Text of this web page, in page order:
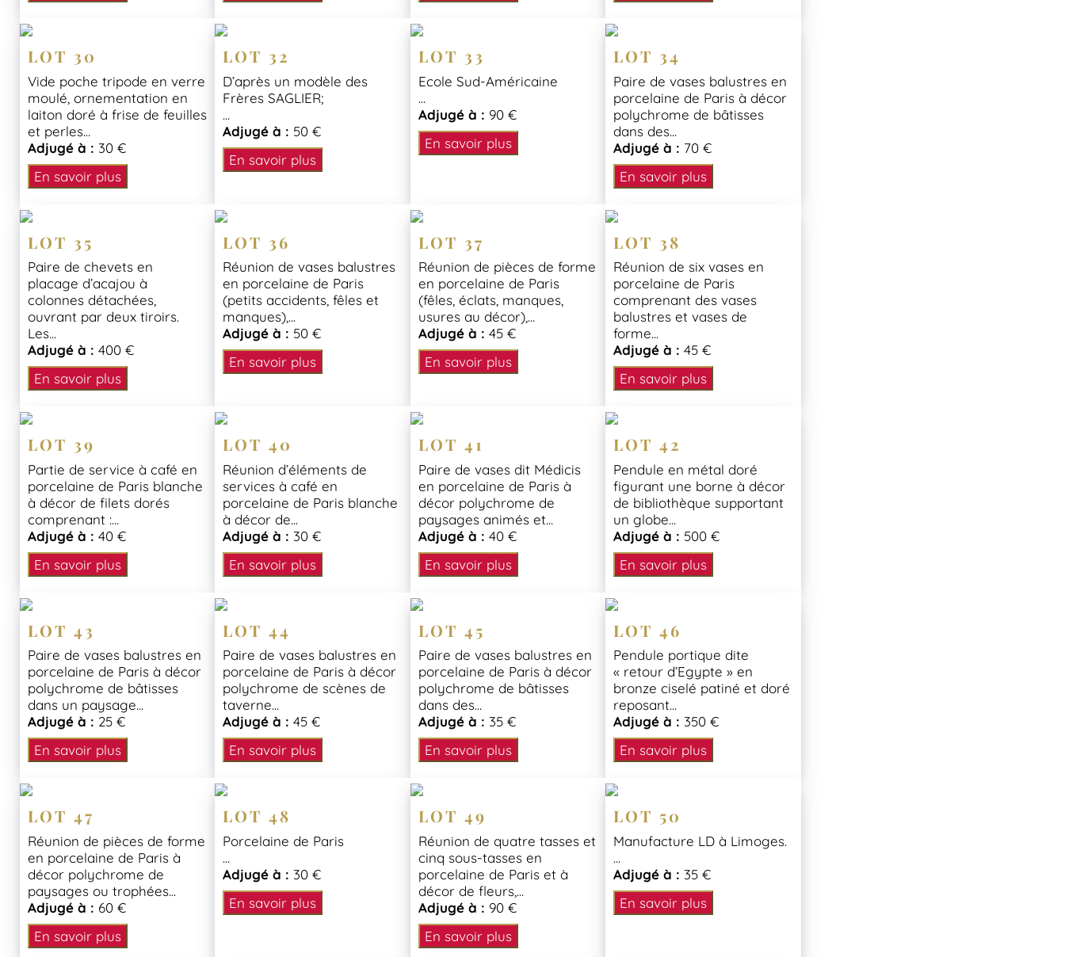
LOT 30
Vide poche tripode en verre
moulé, ornementation en
laiton doré à frise de feuilles
et perles...
Adjugé à : 30 €
En savoir plus
LOT 32
D’après un modèle des
Frères SAGLIER;
...
Adjugé à : 50 €
En savoir plus
LOT 33
Ecole Sud-Américaine
...
Adjugé à : 90 €
En savoir plus
LOT 34
Paire de vases balustres en
porcelaine de Paris à décor
polychrome de bâtisses
dans des...
Adjugé à : 70 €
En savoir plus
LOT 35
Paire de chevets en
placage d’acajou à
colonnes détachées,
ouvrant par deux tiroirs.
Les...
Adjugé à : 400 €
En savoir plus
LOT 36
Réunion de vases balustres
en porcelaine de Paris
(petits accidents, fêles et
manques),...
Adjugé à : 50 €
En savoir plus
LOT 37
Réunion de pièces de forme
en porcelaine de Paris
(fêles, éclats, manques,
usures au décor),...
Adjugé à : 45 €
En savoir plus
LOT 38
Réunion de six vases en
porcelaine de Paris
comprenant des vases
balustres et vases de
forme...
Adjugé à :45 €
En savoir plus
LOT 39
Partie de service à café en
porcelaine de Paris blanche
à décor de filets dorés
comprenant :...
Adjugé à : 40 €
En savoir plus
LOT 40
Réunion d’éléments de
services à café en
porcelaine de Paris blanche
à décor de...
Adjugé à : 30 €
En savoir plus
LOT 41
Paire de vases dit Médicis
en porcelaine de Paris à
décor polychrome de
paysages animés et...
Adjugé à : 40 €
En savoir plus
LOT 42
Pendule en métal doré
figurant une borne à décor
de bibliothèque supportant
un globe...
Adjugé à : 500 €
En savoir plus
LOT 43
Paire de vases balustres en
porcelaine de Paris à décor
polychrome de bâtisses
dans un paysage...
Adjugé à : 25 €
En savoir plus
LOT 44
Paire de vases balustres en
porcelaine de Paris à décor
polychrome de scènes de
taverne...
Adjugé à :45 €
En savoir plus
LOT 45
Paire de vases balustres en
porcelaine de Paris à décor
polychrome de bâtisses
dans des...
Adjugé à : 35 €
En savoir plus
LOT 46
Pendule portique dite
« retour d’Egypte » en
bronze ciselé patiné et doré
reposant...
Adjugé à : 350 €
En savoir plus
LOT 47
Réunion de pièces de forme
en porcelaine de Paris à
décor polychrome de
paysages ou trophées...
Adjugé à : 60 €
En savoir plus
LOT 48
Porcelaine de Paris
...
Adjugé à : 30 €
En savoir plus
LOT 49
Réunion de quatre tasses et
cinq sous-tasses en
porcelaine de Paris et à
décor de fleurs,...
Adjugé à : 90 €
En savoir plus
LOT 50
Manufacture LD à Limoges.
...
Adjugé à : 35 €
En savoir plus